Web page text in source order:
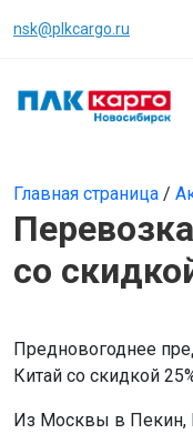
nsk@plkcargo.ru
Главная страница /
со
Предновогоднее
Китай со скидкой
Из Москвы в Пекин,